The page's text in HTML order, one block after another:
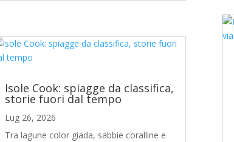
Isole Cook: spiagge da classifica,
storie fuori dal tempo
Lug 26, 2026
Tra lagune color giada, sabbie coralline e